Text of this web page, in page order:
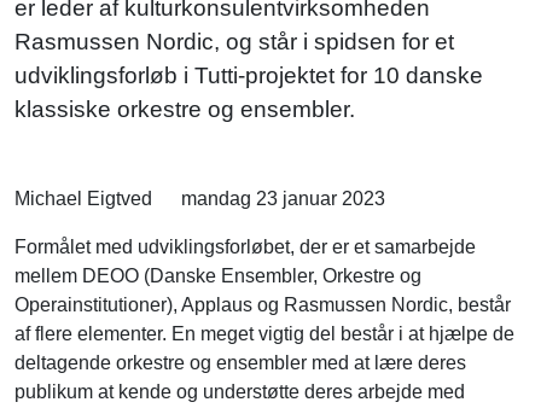
er leder af kulturkonsulentvirksomheden
Rasmussen Nordic, og står i spidsen for et
udviklingsforløb i Tutti-projektet for 10 danske
klassiske orkestre og ensembler.
Michael Eigtved mandag 23 januar 2023
Formålet med udviklingsforløbet, der er et samarbejde
mellem DEOO (Danske Ensembler, Orkestre og
Operainstitutioner), Applaus og Rasmussen Nordic, består
af flere elementer. En meget vigtig del består i at hjælpe de
deltagende orkestre og ensembler med at lære deres
publikum at kende og understøtte deres arbejde med